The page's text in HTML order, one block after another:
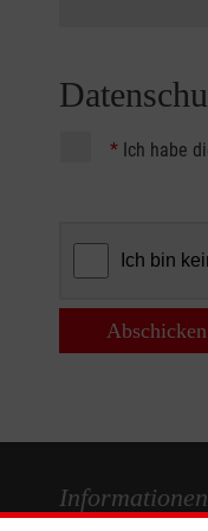
* Ich habe
Abschicken
Informationen